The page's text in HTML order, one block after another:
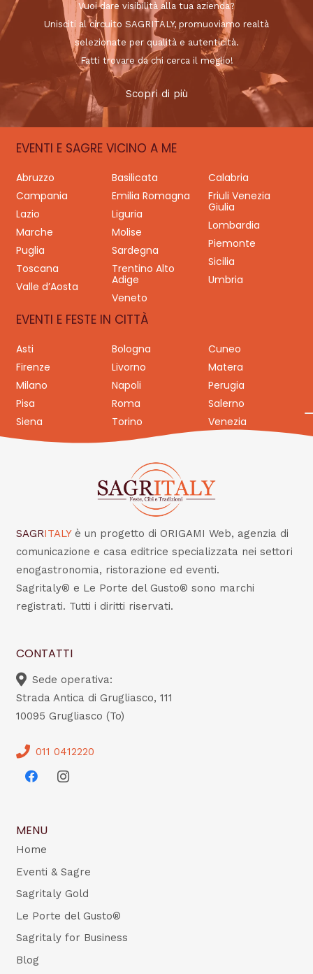
Vuoi dare visibilità alla tua azienda?
Unisciti al circuito SAGRITALY, promuoviamo realtà
selezionate per qualità e autenticità.
Fatti trovare da chi cerca il meglio!
Scopri di più
EVENTI E SAGRE VICINO A ME
Abruzzo Basilicata
Calabria
Campania
Emilia Romagna
Friuli Venezia
Giulia
Lazio
Liguria
Lombardia
Marche
Molise
Piemonte
Puglia
Sardegna
Sicilia
Toscana
Trentino Alto
Adige
Umbria
Valle d’Aosta
Veneto
EVENTI E FESTE IN CITTÀ
Asti Bologna
Cuneo
Firenze
Livorno
Matera
Milano
Napoli
Perugia
Pisa
Roma
Salerno
Siena
Torino Venezia
SAGRITALY è un progetto di ORIGAMI Web, agenzia di
comunicazione e casa editrice specializzata nei settori
enogastronomia, ristorazione ed eventi.
Sagritaly® e Le Porte del Gusto® sono marchi
registrati. Tutti i diritti riservati.
CONTATTI
Sede operativa:
Strada Antica di Grugliasco, 111
10095 Grugliasco (To)
011 0412220
MENU
Home
Eventi & Sagre
Sagritaly Gold
Le Porte del Gusto®
Sagritaly for Business
Blog